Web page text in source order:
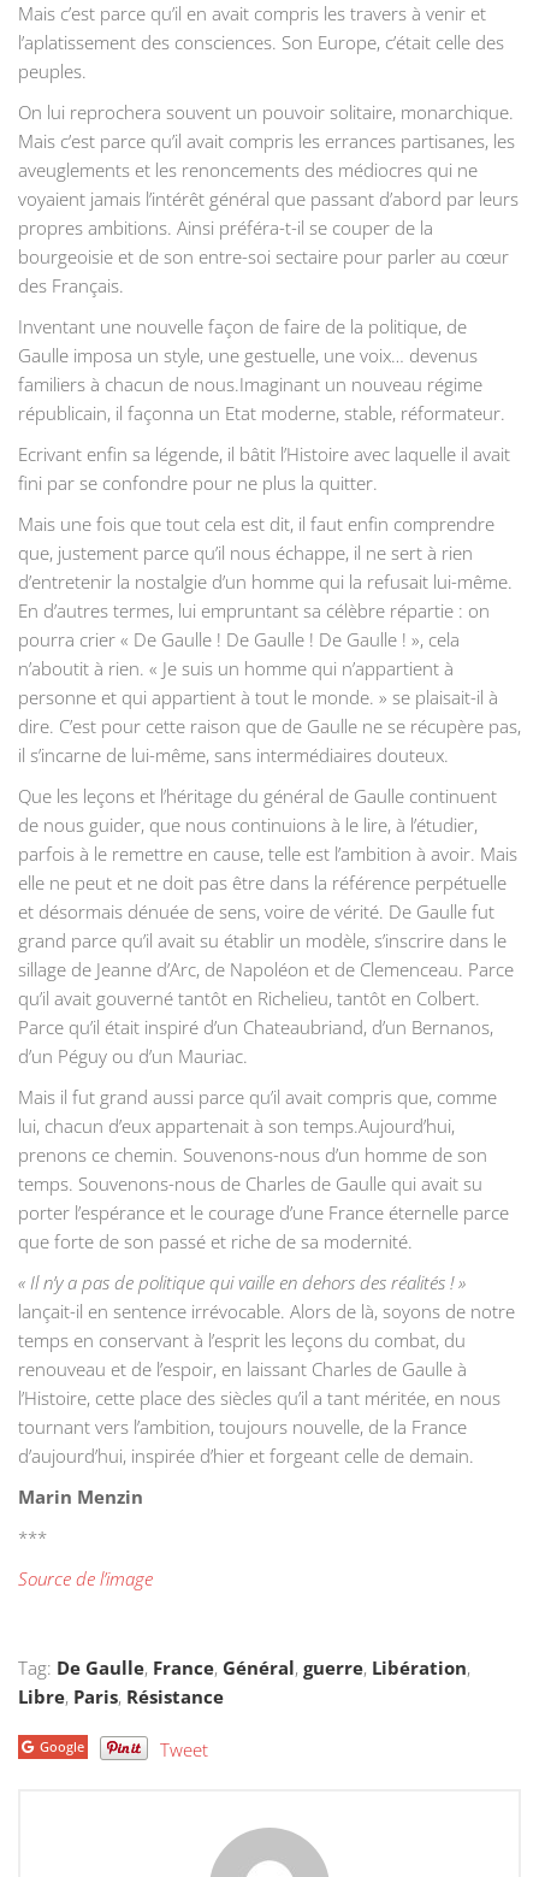
Mais c’est parce qu’il en avait compris les travers à venir et
l’aplatissement des consciences. Son Europe, c’était celle des
peuples.
On lui reprochera souvent un pouvoir solitaire, monarchique.
Mais c’est parce qu’il avait compris les errances partisanes, les
aveuglements et les renoncements des médiocres qui ne
voyaient jamais l’intérêt général que passant d’abord par leurs
propres ambitions. Ainsi préféra-t-il se couper de la
bourgeoisie et de son entre-soi sectaire pour parler au cœur
des Français.
Inventant une nouvelle façon de faire de la politique, de
Gaulle imposa un style, une gestuelle, une voix… devenus
familiers à chacun de nous.Imaginant un nouveau régime
républicain, il façonna un Etat moderne, stable, réformateur.
Ecrivant enfin sa légende, il bâtit l’Histoire avec laquelle il avait
fini par se confondre pour ne plus la quitter.
Mais une fois que tout cela est dit, il faut enfin comprendre
que, justement parce qu’il nous échappe, il ne sert à rien
d’entretenir la nostalgie d’un homme qui la refusait lui-même.
En d’autres termes, lui empruntant sa célèbre répartie : on
pourra crier « De Gaulle ! De Gaulle ! De Gaulle ! », cela
n’aboutit à rien. « Je suis un homme qui n’appartient à
personne et qui appartient à tout le monde. » se plaisait-il à
dire. C’est pour cette raison que de Gaulle ne se récupère pas,
il s’incarne de lui-même, sans intermédiaires douteux.
Que les leçons et l’héritage du général de Gaulle continuent
de nous guider, que nous continuions à le lire, à l’étudier,
parfois à le remettre en cause, telle est l’ambition à avoir. Mais
elle ne peut et ne doit pas être dans la référence perpétuelle
et désormais dénuée de sens, voire de vérité. De Gaulle fut
grand parce qu’il avait su établir un modèle, s’inscrire dans le
sillage de Jeanne d’Arc, de Napoléon et de Clemenceau. Parce
qu’il avait gouverné tantôt en Richelieu, tantôt en Colbert.
Parce qu’il était inspiré d’un Chateaubriand, d’un Bernanos,
d’un Péguy ou d’un Mauriac.
Mais il fut grand aussi parce qu’il avait compris que, comme
lui, chacun d’eux appartenait à son temps.Aujourd’hui,
prenons ce chemin. Souvenons-nous d’un homme de son
temps. Souvenons-nous de Charles de Gaulle qui avait su
porter l’espérance et le courage d’une France éternelle parce
que forte de son passé et riche de sa modernité.
« Il n’y a pas de politique qui vaille en dehors des réalités ! »
lançait-il en sentence irrévocable. Alors de là, soyons de notre
temps en conservant à l’esprit les leçons du combat, du
renouveau et de l’espoir, en laissant Charles de Gaulle à
l’Histoire, cette place des siècles qu’il a tant méritée, en nous
tournant vers l’ambition, toujours nouvelle, de la France
d’aujourd’hui, inspirée d’hier et forgeant celle de demain.
Marin Menzin
***
Source de l’image
Tag: De Gaulle, France, Général, guerre, Libération,
Libre, Paris, Résistance
Google Tweet